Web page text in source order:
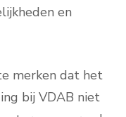
en
merken dat het
bij VDAB niet